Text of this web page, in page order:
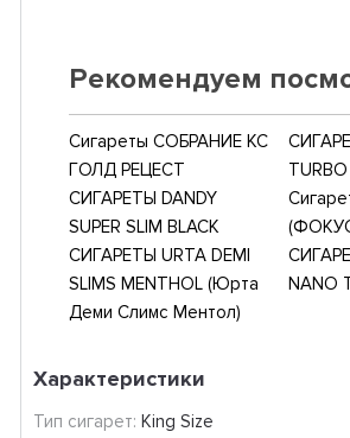
Рекомендуем
Сигареты СОБРАНИЕ КС
ГОЛД РЕЦЕСТ
СИГАРЕТЫ DANDY
SUPER SLIM BLACK
СИГАРЕТЫ URTA DEMI
SLIMS MENTHOL (Юрта
Деми Слимс Ментол)
NANO
Характеристики
Тип сигарет: King Size